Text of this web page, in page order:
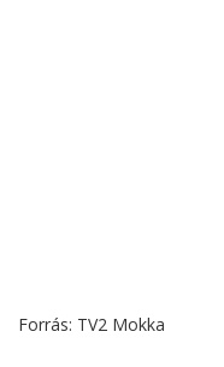
Forrás: TV2 Mokka